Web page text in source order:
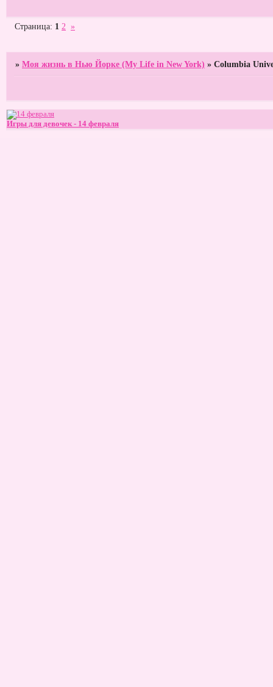
Страница: 1 2 »
»Моя жизнь в Нью Йорке (My Life in New York) »Columbia
Игры для девочек - 14 февраля